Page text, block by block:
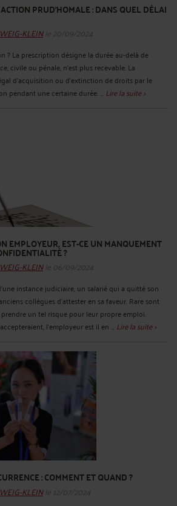
PRUD’HOMALE : DANS QUEL DÉLAI
KLEINle 20/09/2024
? La prescription désigne la durée au-delà de
civile ou pénale, n’est plus recevable. La
d’acquisition ou d’extinction de droits par le
pendant une certaine durée. ... Lire la suite >
EMPLOYEUR, EST-CE UN MANQUEMENT
?
KLEINle 06/09/2024
instance judiciaire, un salarié qui a quitté son
collègues d’attester en sa faveur. Rare sont
un tel risque pour leur propre emploi.
l’employeur est il en ... Lire la suite >
: COMMENT ET QUAND ?
KLEINle 12/07/2024